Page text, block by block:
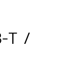
T /